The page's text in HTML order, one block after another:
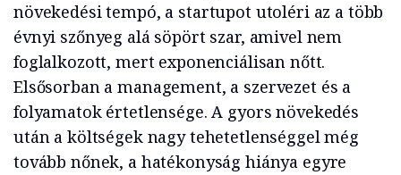
növekedési tempó, a startupot utoléri az a több
évnyi szőnyeg alá söpört szar, amivel nem
foglalkozott, mert exponenciálisan nőtt.
Elsősorban a management, a szervezet és a
folyamatok értetlensége. A gyors növekedés
után a költségek nagy tehetetlenséggel még
tovább nőnek, a hatékonyság hiánya egyre